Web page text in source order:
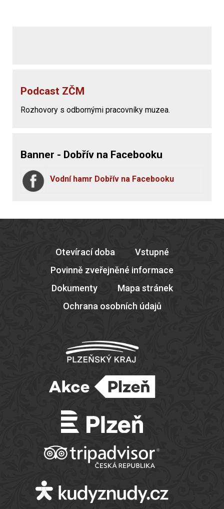
Podcast ZČM
Rozhovory s odbornými pracovníky muzea.
Banner - Dobřív na Facebooku
Vodní hamr Dobřív na Facebooku
Otevírací doba
Vstupné
Povinně zveřejněné informace
Dokumenty
Mapa stránek
Ochrana osobních údajů